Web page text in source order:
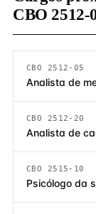
CBO 2512-
CBO 2512-05
Analista de
CBO 2512-20
Analista de
CBO 2515-10
Psicólogo da